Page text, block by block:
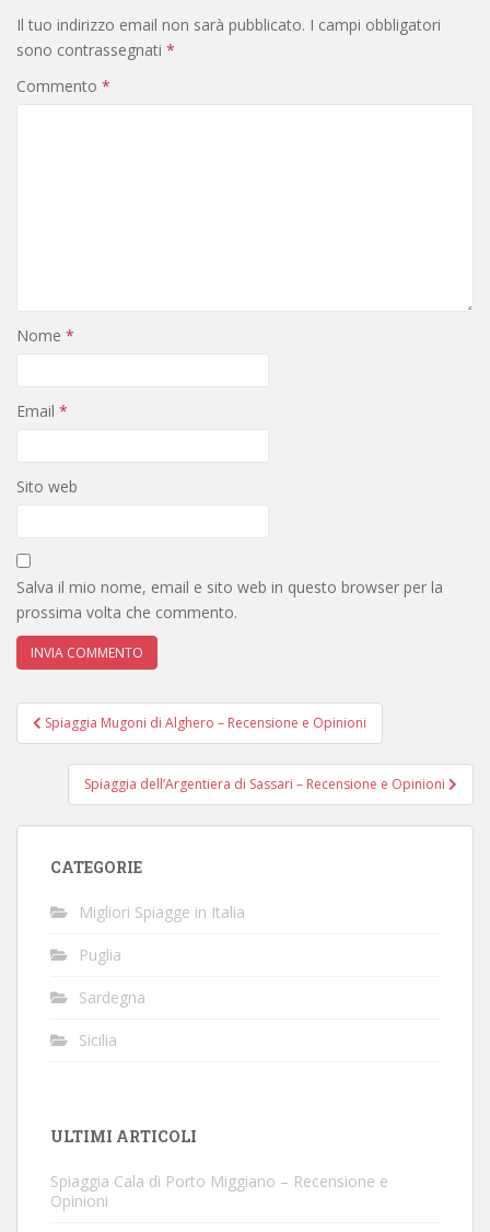
Il tuo indirizzo email non sarà pubblicato. I campi obbligatori
sono contrassegnati *
Commento *
Nome *
Email *
Sito web
Salva il mio nome, email e sito web in questo browser per la
prossima volta che commento.
Navigazione
articoli
Spiaggia Mugoni di Alghero – Recensione e Opinioni
Spiaggia dell’Argentiera di Sassari – Recensione e Opinioni
CATEGORIE
Migliori Spiagge in Italia
Puglia
Sardegna
Sicilia
ULTIMI ARTICOLI
Spiaggia Cala di Porto Miggiano – Recensione e
Opinioni